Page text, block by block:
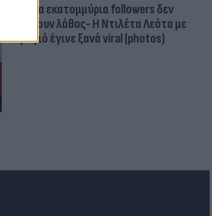
Δέκα εκατομμύρια followers δεν
κάνουν λάθος- Η Ντιλέτα Λεότα με
μαγιό έγινε ξανά viral (photos)